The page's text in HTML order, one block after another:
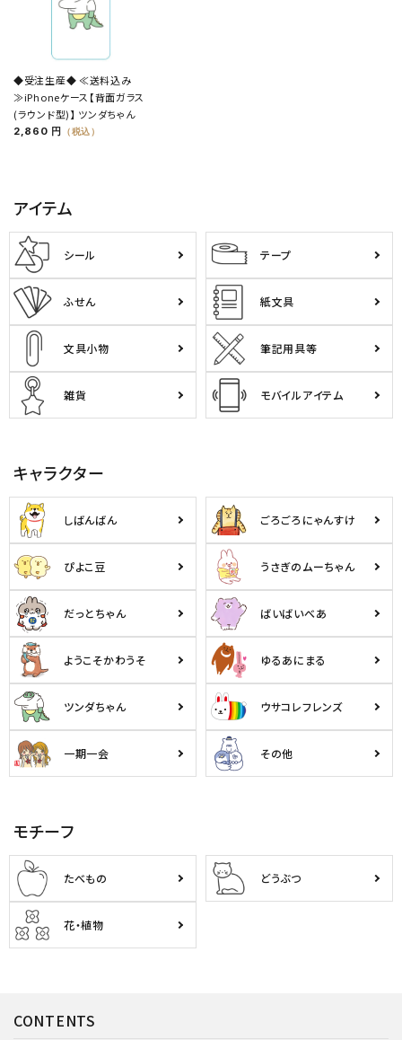
◆受注生産◆ ≪送料込み
≫iPhoneケース【背面ガラス
(ラウンド型)】 ツンダちゃん
2,860 円 （税込）
アイテム
シール テープ
ふせん 紙文具
文具小物 筆記用具等
雑貨 モバイルアイテム
キャラクター
しばんばん ごろごろにゃんすけ
ぴよこ豆 うさぎのムーちゃん
だっとちゃん ばいばいべあ
ようこそかわうそ ゆるあにまる
ツンダちゃん ウサコレフレンズ
一期一会 その他
モチーフ
たべもの どうぶつ
花・植物
CONTENTS